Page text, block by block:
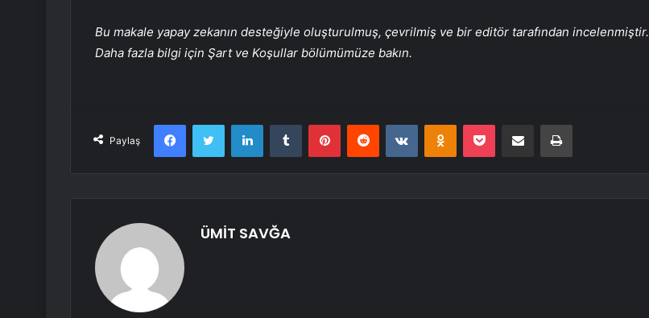
Bu makale yapay zekanın desteğiyle oluşturulmuş, çevrilmiş ve bir editör tarafından incelenmiştir.
Daha fazla bilgi için Şart ve Koşullar bölümümüze bakın.
Paylaş
FacebookTwitter LinkedInTumblr PinterestReddit VKontakteOdnoklassniki
Pocket E-Posta ile paylaş Yazdır
ÜMİT SAVĞA